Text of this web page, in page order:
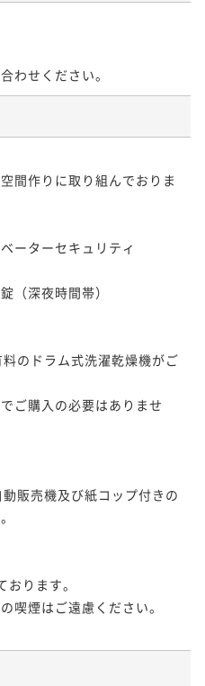
わせください。
間作りに取り組んでおりま
ーターセキュリティ
（深夜時間帯）
のドラム式洗濯乾燥機がご
ご購入の必要はありませ
販売機及び紙コップ付きの
ります。
喫煙はご遠慮ください。